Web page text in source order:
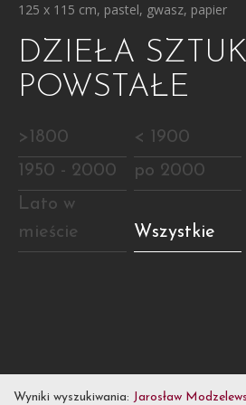
125 x 115 cm, pastel, gwasz, papier
DZIEŁA
POWSTAŁE
>1800 < 1900
1950 - 2000
po 2000
Lato w
mieście
Wszystkie
Wyniki wyszukiwania: Jarosław